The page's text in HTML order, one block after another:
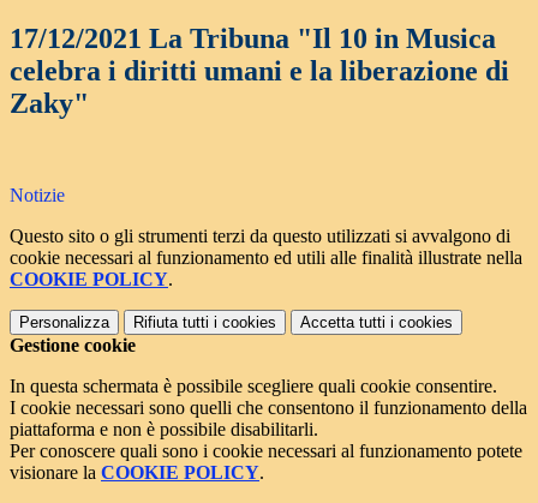
17/12/2021 La Tribuna "Il 10 in Musica
celebra i diritti umani e la liberazione di
Zaky"
Notizie
Questo sito o gli strumenti terzi da questo utilizzati si avvalgono di
cookie necessari al funzionamento ed utili alle finalità illustrate nella
COOKIE POLICY.
Personalizza Rifiuta tutti i cookies Accetta tutti i cookies
Gestione cookie
In questa schermata è possibile scegliere quali cookie consentire.
I cookie necessari sono quelli che consentono il funzionamento della
piattaforma e non è possibile disabilitarli.
Per conoscere quali sono i cookie necessari al funzionamento potete
visionare la COOKIE POLICY.